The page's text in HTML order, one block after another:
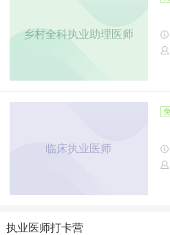
乡村全科执业助理医师
临床执业医师
执业医师打卡营